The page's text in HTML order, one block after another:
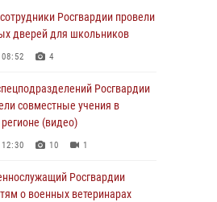
«Варк» повышают боевое
Росгвардии провели
занятие для сотрудников
на Ямале
Росгвардии состоялось
Росгвардии провели
дверей для школьников
4
Росгвардии
совместные учения в
(видео)
10 1
Росгвардии
о военных ветеринарах